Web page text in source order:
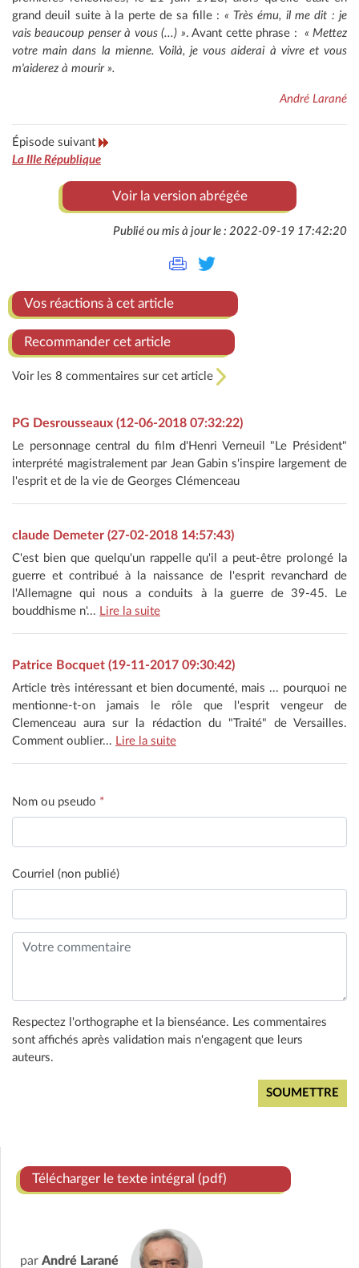
grand deuil suite à la perte de sa fille : « Très ému, il me dit : je
vais beaucoup penser à vous (...) ». Avant cette phrase :
« Mettez
votre main dans la mienne. Voilà, je vous aiderai à vivre et vous
m'aiderez à mourir ».
André Larané
Épisode suivant
La IIIe République
Voir la version abrégée
Publié ou mis à jour le : 2022-09-19 17:42:20
Vos réactions à cet article
Recommander cet article
Voir les 8 commentaires sur cet article
PG Desrousseaux (12-06-2018 07:32:22)
Le personnage central du film d'Henri Verneuil "Le Président"
interprété magistralement par Jean Gabin s'inspire largement de
l'esprit et de la vie de Georges Clémenceau
claude Demeter (27-02-2018 14:57:43)
C'est bien que quelqu'un rappelle qu'il a peut-être prolongé la
guerre et contribué à la naissance de l'esprit revanchard de
l'Allemagne qui nous a conduits à la guerre de 39-45. Le
bouddhisme n'... Lire la suite
Patrice Bocquet (19-11-2017 09:30:42)
Article très intéressant et bien documenté, mais ... pourquoi ne
mentionne-t-on jamais le rôle que l'esprit vengeur de
Clemenceau aura sur la rédaction du "Traité" de Versailles.
Comment oublier... Lire la suite
Nom ou pseudo *
Courriel (non publié)
Respectez l'orthographe et la bienséance. Les commentaires
sont affichés après validation mais n'engagent que leurs
auteurs.
Télécharger le texte intégral (pdf)
par André Larané